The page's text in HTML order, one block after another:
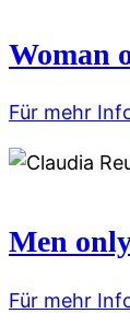
Woman
Für mehr
Men
Für mehr